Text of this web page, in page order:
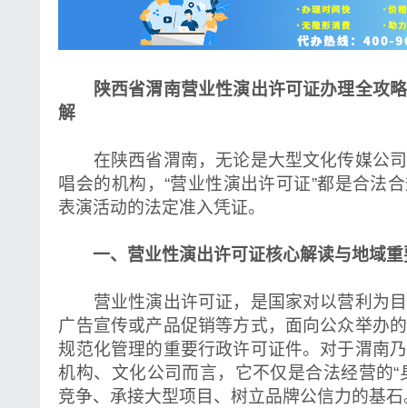
陕西省渭南营业性演出许可证办理全攻
解
在陕西省渭南，无论是大型文化传媒公司
唱会的机构，“营业性演出许可证”都是合法
表演活动的法定准入凭证。
一、营业性演出许可证核心解读与地域重
营业性演出许可证，是国家对以营利为目
广告宣传或产品促销等方式，面向公众举办
规范化管理的重要行政许可证件。对于渭南
机构、文化公司而言，它不仅是合法经营的“
竞争、承接大型项目、树立品牌公信力的基